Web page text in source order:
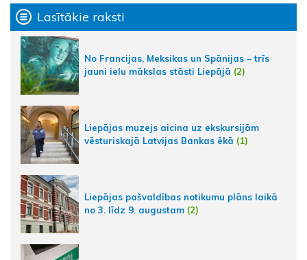
Lasītākie raksti
No Francijas, Meksikas un Spānijas – trīs
jauni ielu mākslas stāsti Liepājā (2)
Liepājas muzejs aicina uz ekskursijām
vēsturiskajā Latvijas Bankas ēkā (1)
Liepājas pašvaldības notikumu plāns laikā
no 3. līdz 9. augustam (2)